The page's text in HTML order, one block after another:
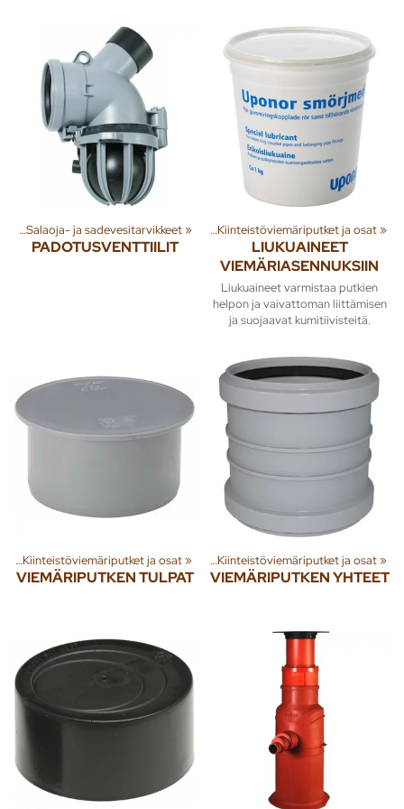
‪»Salaoja- ja sadevesitarvikkeet‪»
PADOTUSVENTTIILIT
‪» Jäte- ja sadevesi‪» Viemäriputket ‪» Kiinteistöviemäriputket ja osat‪»
LIUKUAINEET
VIEMÄRIASENNUKSIIN
Liukuaineet varmistaa putkien
helpon ja vaivattoman liittämisen
ja suojaavat kumitiivisteitä.
‪» Kiinteistöviemäriputket ja osat‪»
VIEMÄRIPUTKEN TULPAT
‪»Jäte- ja sadevesi‪»Viemäriputket ‪» Kiinteistöviemäriputket ja osat‪»
VIEMÄRIPUTKEN YHTEET